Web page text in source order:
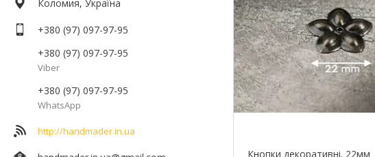
Коломия, Україна
+380 (97) 097-97-95
+380 (97) 097-97-95
Viber
+380 (97) 097-97-95
WhatsApp
http://handmader.in.ua
Кнопки декоративні. 22мм